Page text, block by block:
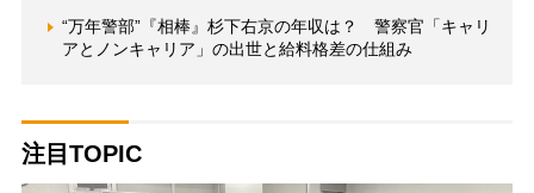
“万年警部”『相棒』杉下右京の年収は？ 警察官「キャリ
アとノンキャリア」の出世と給料格差の仕組み
注目TOPIC